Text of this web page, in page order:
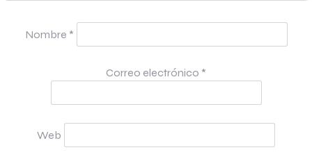
Nombre *
Correo electrónico *
Web